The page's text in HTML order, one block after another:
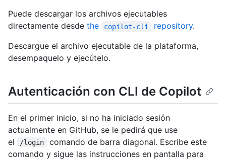
Puede descargar los archivos ejecutables
directamente desde the copilot-cli repository.
Descargue el archivo ejecutable de la plataforma,
desempaquelo y ejecútelo.
Autenticación con CLI de Copilot
En el primer inicio, si no ha iniciado sesión
actualmente en GitHub, se le pedirá que use
el
/login
comando de barra diagonal. Escribe este
comando y sigue las instrucciones en pantalla para